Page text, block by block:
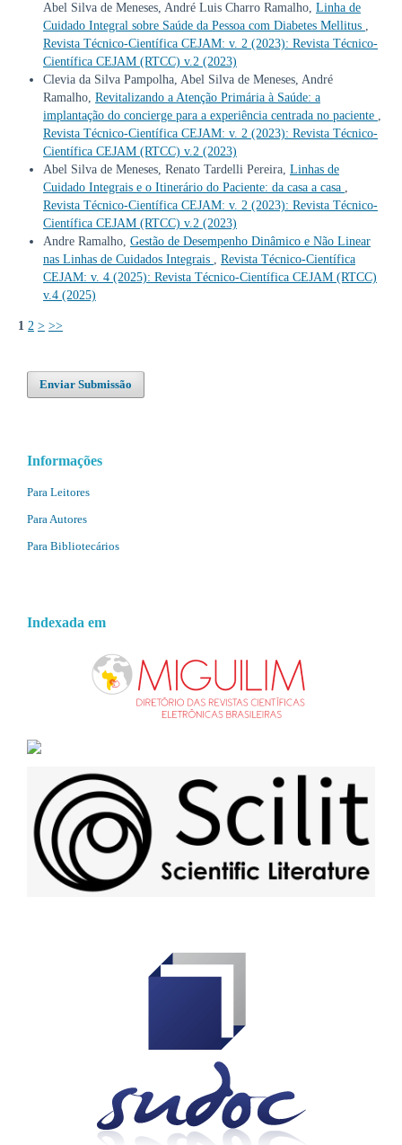
Abel Silva de Meneses, André Luis Charro Ramalho, Linha de
Cuidado Integral sobre Saúde da Pessoa com Diabetes Mellitus ,
Revista Técnico-Científica CEJAM: v. 2 (2023): Revista Técnico-
Científica CEJAM (RTCC) v.2 (2023)
Clevia da Silva Pampolha, Abel Silva de Meneses, André
Ramalho, Revitalizando a Atenção Primária à Saúde: a
implantação do concierge para a experiência centrada no paciente ,
Revista Técnico-Científica CEJAM: v. 2 (2023): Revista Técnico-
Científica CEJAM (RTCC) v.2 (2023)
Abel Silva de Meneses, Renato Tardelli Pereira, Linhas de
Cuidado Integrais e o Itinerário do Paciente: da casa a casa ,
Revista Técnico-Científica CEJAM: v. 2 (2023): Revista Técnico-
Científica CEJAM (RTCC) v.2 (2023)
Andre Ramalho, Gestão de Desempenho Dinâmico e Não Linear
nas Linhas de Cuidados Integrais , Revista Técnico-Científica
CEJAM: v. 4 (2025): Revista Técnico-Científica CEJAM (RTCC)
v.4 (2025)
1 2 > >>
Enviar Submissão
Informações
Para Leitores
Para Autores
Para Bibliotecários
Indexada em